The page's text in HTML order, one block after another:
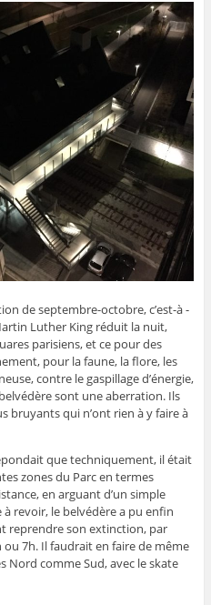
de septembre-octobre, c’est-à -
Luther King réduit la nuit,
parisiens, et ce pour des
pour la faune, la flore, les
contre le gaspillage d’énergie,
sont une aberration. Ils
bruyants qui n’ont rien à y faire à
que techniquement, il était
zones du Parc en termes
en arguant d’un simple
revoir, le belvédère a pu enfin
reprendre son extinction, par
7h. Il faudrait en faire de même
Nord comme Sud, avec le skate